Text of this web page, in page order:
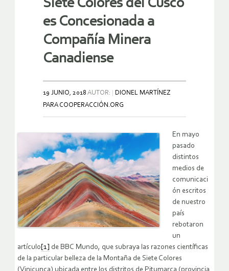
Siete Colores del Cusco
es Concesionada a
Compañía Minera
Canadiense
19 JUNIO, 2018 AUTOR:
DIONEL MARTÍNEZ
PARA COOPERACCIÓN.ORG
En mayo
pasado
distintos
medios de
comunicaci
ón escritos
de nuestro
país
rebotaron
un
artículo [1]
de BBC Mundo, que subraya las razones científicas
de la particular belleza de la Montaña de Siete Colores